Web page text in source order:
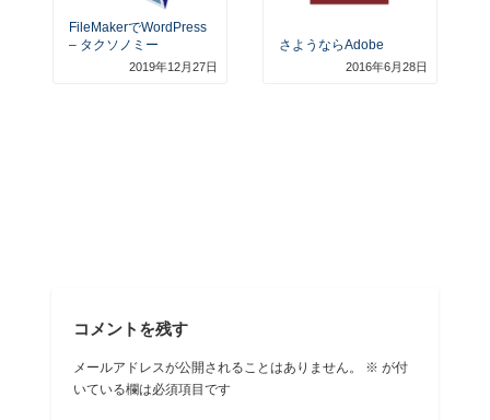
FileMakerでWordPress
– タクソノミー
2019年12月27日
さようならAdobe
2016年6月28日
コメントを残す
メールアドレスが公開されることはありません。 ※ が付
いている欄は必須項目です